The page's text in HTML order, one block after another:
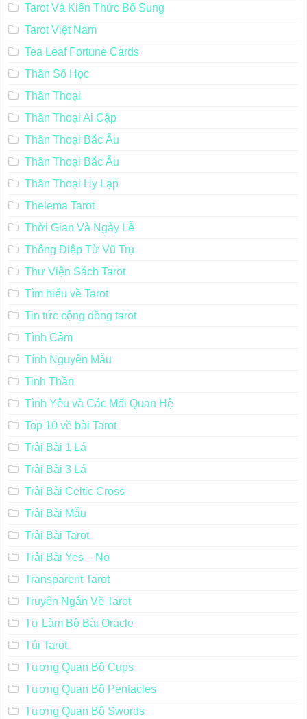
Tarot Và Kiến Thức Bổ Sung
Tarot Việt Nam
Tea Leaf Fortune Cards
Thần Số Học
Thần Thoại
Thần Thoại Ai Cập
Thần Thoại Bắc Âu
Thần Thoại Bắc Âu
Thần Thoại Hy Lạp
Thelema Tarot
Thời Gian Và Ngày Lễ
Thông Điệp Từ Vũ Trụ
Thư Viện Sách Tarot
Tìm hiểu về Tarot
Tin tức cộng đồng tarot
Tình Cảm
Tính Nguyên Mẫu
Tinh Thần
Tình Yêu và Các Mối Quan Hệ
Top 10 về bài Tarot
Trải Bài 1 Lá
Trải Bài 3 Lá
Trải Bài Celtic Cross
Trải Bài Mẫu
Trải Bài Tarot
Trải Bài Yes – No
Transparent Tarot
Truyện Ngắn Về Tarot
Tự Làm Bộ Bài Oracle
Túi Tarot
Tương Quan Bộ Cups
Tương Quan Bộ Pentacles
Tương Quan Bộ Swords